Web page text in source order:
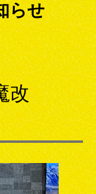
らせ
改